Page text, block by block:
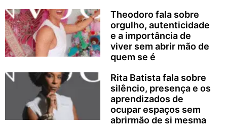
Theodoro fala sobre
orgulho, autenticidade
e a importância de
viver sem abrir mão de
quem se é
Rita Batista fala sobre
silêncio, presença e os
aprendizados de
ocupar espaços sem
abrirmão de si mesma